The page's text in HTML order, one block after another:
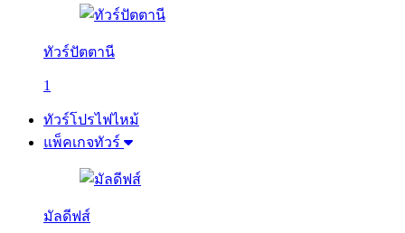
ทัวร์ปัตตานี
1
ทัวร์โปรไฟไหม้
แพ็คเกจทัวร์
มัลดีฟส์